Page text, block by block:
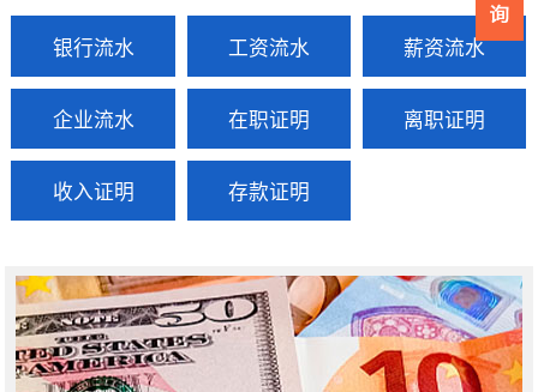
银行流水 工资流水 薪资流水
企业流水 在职证明 离职证明
收入证明 存款证明